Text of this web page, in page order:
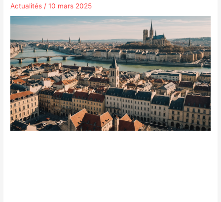
Actualités /10 mars 2025